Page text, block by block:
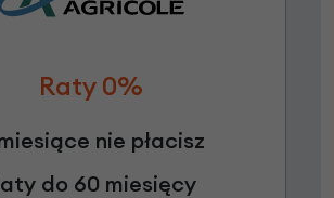
Raty 0%
nie płacisz
do 60 miesięcy